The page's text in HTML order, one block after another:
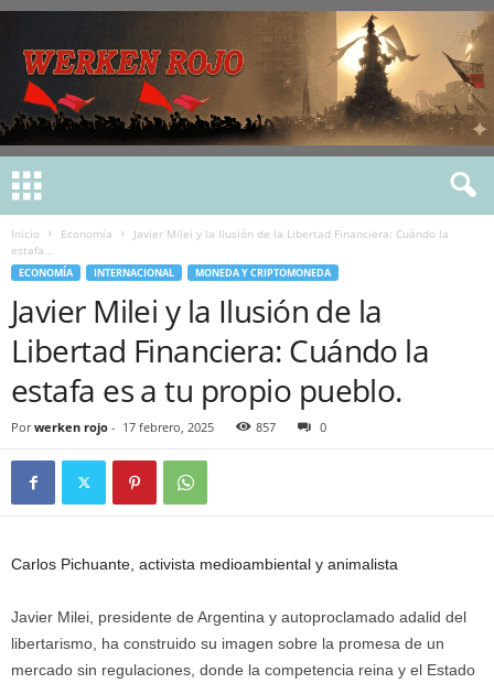
Inicio Economía
Javier Milei y la Ilusión de la Libertad Financiera: Cuándo la
estafa...
ECONOMÍA INTERNACIONAL MONEDA Y CRIPTOMONEDA
Javier Milei y la Ilusión de la
Libertad Financiera: Cuándo la
estafa es a tu propio pueblo.
Por werken rojo - 17 febrero, 2025 857 0
Carlos Pichuante, activista medioambiental y animalista
Javier Milei, presidente de Argentina y autoproclamado adalid del
libertarismo, ha construido su imagen sobre la promesa de un
mercado sin regulaciones, donde la competencia reina y el Estado